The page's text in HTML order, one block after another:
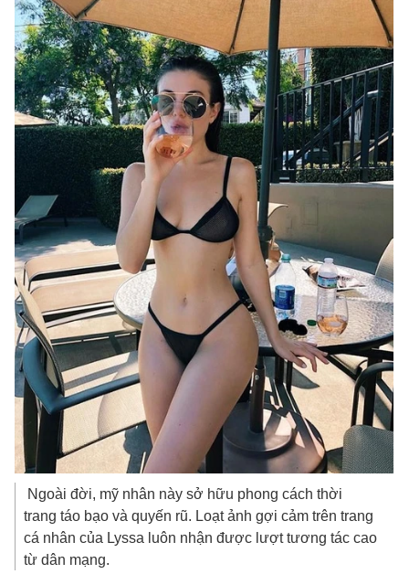
Ngoài đời, mỹ nhân này sở hữu phong cách thời
trang táo bạo và quyến rũ. Loạt ảnh gợi cảm trên trang
cá nhân của Lyssa luôn nhận được lượt tương tác cao
từ dân mạng.